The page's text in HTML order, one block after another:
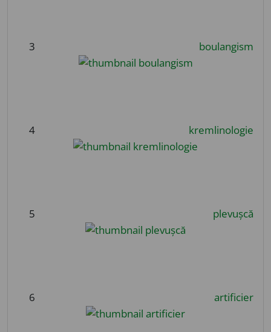
3 boulangism
4 kremlinologie
5 plevușcă
6 artificier